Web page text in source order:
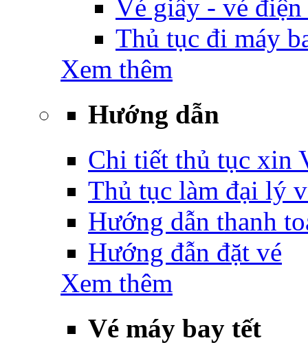
Vé giấy - vé
Thủ tục đi máy
Xem thêm
Hướng dẫn
Chi tiết thủ tục xin
Thủ tục làm đại lý
Hướng dẫn thanh
Hướng đẫn đặt vé
Xem thêm
Vé máy bay tết